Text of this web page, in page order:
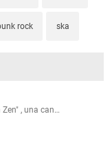
rock ska
, una can…